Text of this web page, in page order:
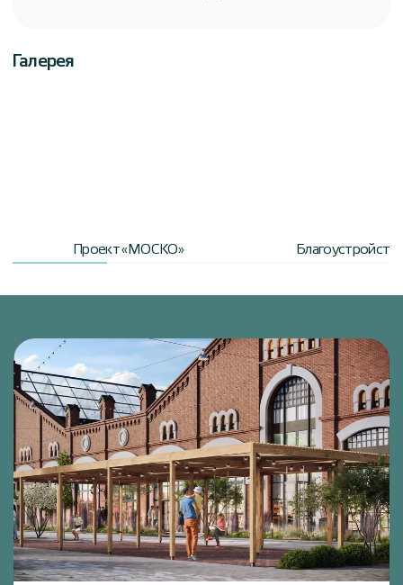
Галерея
Проект «МОСКО»